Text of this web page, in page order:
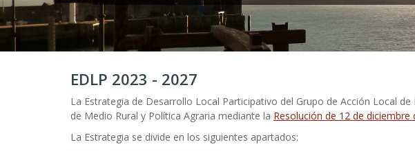
EDLP 2023 - 2027
La Estrategia de Desarrollo Local Participativo del Grupo de Acción Local
de Medio Rural y Política Agraria mediante la Resolución de 12 de diciembre
La Estrategia se divide en los siguientes apartados: